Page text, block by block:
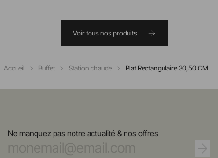
Voir tous nos produits
Accueil Buffet Station chaude Plat Rectangulaire 30,50 CM
Ne manquez pas notre actualité & nos offres